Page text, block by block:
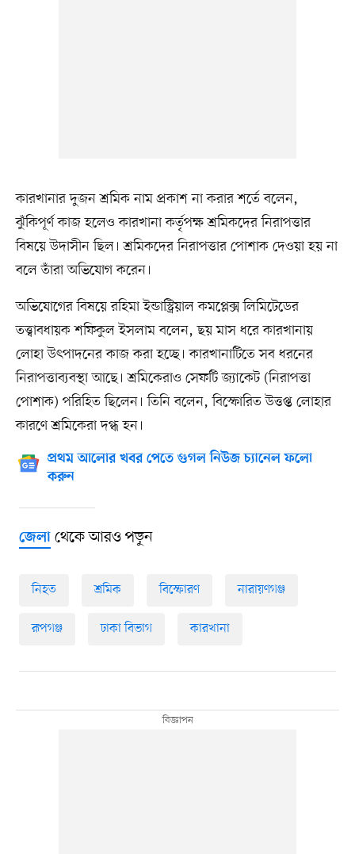
কারখানার দুজন শ্রমিক নাম প্রকাশ না করার শর্তে বলেন,
ঝুঁকিপূর্ণ কাজ হলেও কারখানা কর্তৃপক্ষ শ্রমিকদের নিরাপত্তার
বিষয়ে উদাসীন ছিল। শ্রমিকদের নিরাপত্তার পোশাক দেওয়া হয় না
বলে তাঁরা অভিযোগ করেন।
অভিযোগের বিষয়ে রহিমা ইন্ডাস্ট্রিয়াল কমপ্লেক্স লিমিটেডের
তত্ত্বাবধায়ক শফিকুল ইসলাম বলেন, ছয় মাস ধরে কারখানায়
লোহা উৎপাদনের কাজ করা হচ্ছে। কারখানাটিতে সব ধরনের
নিরাপত্তাব্যবস্থা আছে। শ্রমিকেরাও সেফটি জ্যাকেট (নিরাপত্তা
পোশাক) পরিহিত ছিলেন। তিনি বলেন, বিস্ফোরিত উত্তপ্ত লোহার
কারণে শ্রমিকেরা দগ্ধ হন।
প্রথম আলোর খবর পেতে গুগল নিউজ চ্যানেল ফলো
করুন
জেলাথেকে আরও পড়ুন
নিহত শ্রমিক বিস্ফোরণ নারায়ণগঞ্জ
রূপগঞ্জ ঢাকা বিভাগ কারখানা